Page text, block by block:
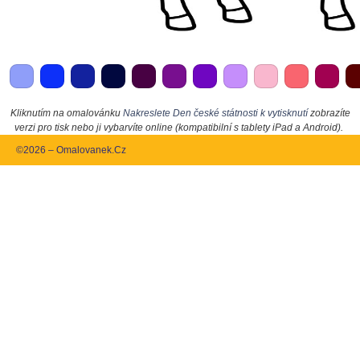
Kliknutím na omalovánku Nakreslete Den české státnosti k vytisknutízobrazíte
verzi pro tisk nebo ji vybarvíte online (kompatibilní s tablety iPad a Android).
©2026 – Omalovanek.Cz